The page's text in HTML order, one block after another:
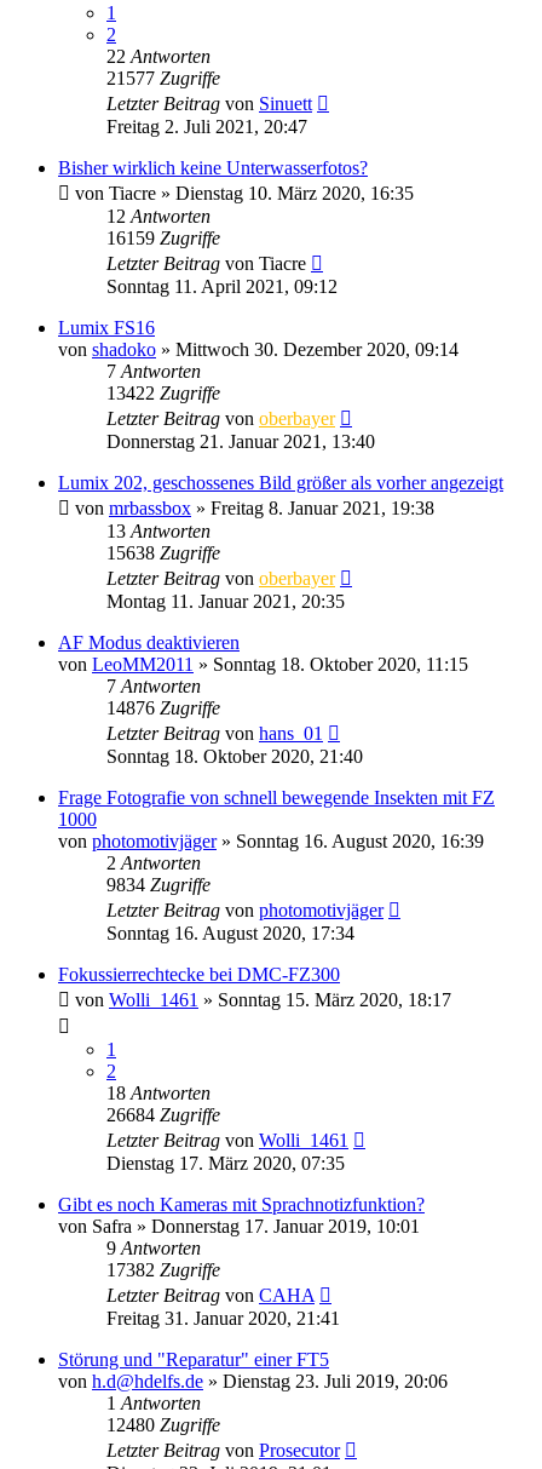
1
2
22 Antworten
21577 Zugriffe
Letzter Beitrag von Sinuett
Freitag 2. Juli 2021, 20:47
Bisher wirklich keine Unterwasserfotos?
von Tiacre » Dienstag 10. März 2020, 16:35
12 Antworten
16159 Zugriffe
Letzter Beitrag von Tiacre
Sonntag 11. April 2021, 09:12
Lumix FS16
von shadoko » Mittwoch 30. Dezember 2020, 09:14
7 Antworten
13422 Zugriffe
Letzter Beitrag von oberbayer
Donnerstag 21. Januar 2021, 13:40
Lumix 202, geschossenes Bild größer als vorher angezeigt
von mrbassbox » Freitag 8. Januar 2021, 19:38
13 Antworten
15638 Zugriffe
Letzter Beitrag von oberbayer
Montag 11. Januar 2021, 20:35
AF Modus deaktivieren
von LeoMM2011 » Sonntag 18. Oktober 2020, 11:15
7 Antworten
14876 Zugriffe
Letzter Beitrag von hans_01
Sonntag 18. Oktober 2020, 21:40
Frage Fotografie von schnell bewegende Insekten mit FZ
1000
von photomotivjäger» Sonntag 16. August 2020, 16:39
2 Antworten
9834 Zugriffe
Letzter Beitrag von photomotivjäger
Sonntag 16. August 2020, 17:34
Fokussierrechtecke bei DMC-FZ300
von Wolli_1461 » Sonntag 15. März 2020, 18:17
1
2
18 Antworten
26684 Zugriffe
Letzter Beitrag von Wolli_1461
Dienstag 17. März 2020, 07:35
Gibt es noch Kameras mit Sprachnotizfunktion?
von Safra » Donnerstag 17. Januar 2019, 10:01
9 Antworten
17382 Zugriffe
Letzter Beitrag von CAHA
Freitag 31. Januar 2020, 21:41
Störung und "Reparatur" einer FT5
von h.d@hdelfs.de » Dienstag 23. Juli 2019, 20:06
1 Antworten
12480 Zugriffe
Letzter Beitrag von Prosecutor